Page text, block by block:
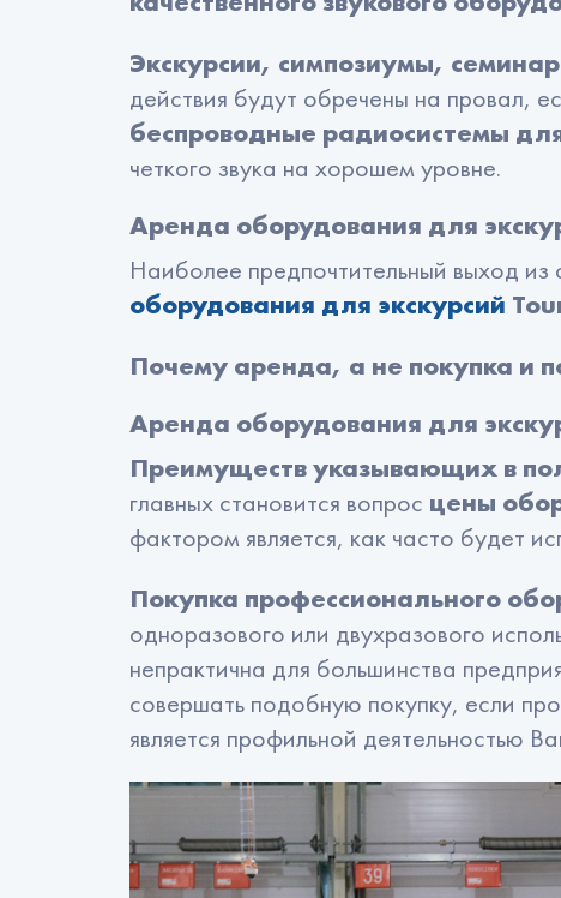
Видеокамеры
Ширма
Флаги
Экскурсии, симпозиумы,
действия будут обречены на провал,
беспроводные радиосистемы
четкого звука на хорошем уровне.
Аренда оборудования для
Наиболее предпочтительный выход
оборудования для экскурсий
Почему аренда, а не покупка и
Аренда оборудования для
Преимуществ указывающих в
главных становится вопрос цены
фактором является, как часто будет
Покупка профессионального
одноразового или двухразового
непрактична для большинства
совершать подобную покупку, если
является профильной деятельностью